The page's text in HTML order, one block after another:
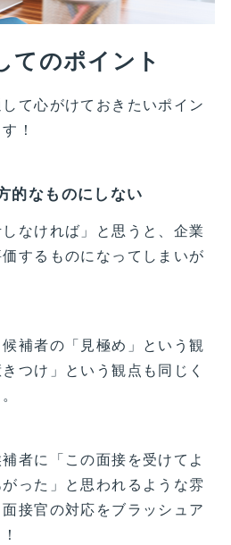
てのポイント
て心がけておきたいポイン
！
的なものにしない
なければ」と思うと、企業
するものになってしまいが
補者の「見極め」という観
つけ」という観点も同じく
者に「この面接を受けてよ
った」と思われるような雰
接官の対応をブラッシュア